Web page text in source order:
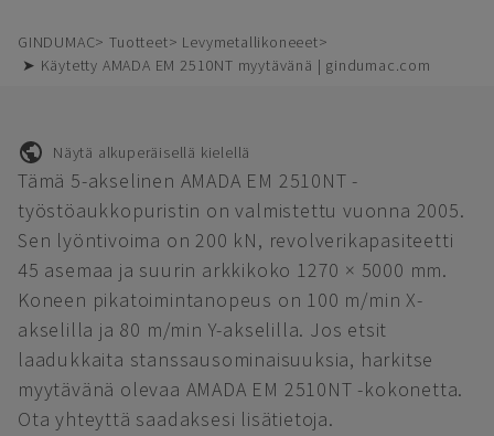
GINDUMAC Tuotteet
Levymetallikoneeet
➤ Käytetty AMADA EM 2510NT myytävänä | gindumac.com
Näytä alkuperäisellä kielellä
Tämä 5-akselinen AMADA EM 2510NT -
työstöaukkopuristin on valmistettu vuonna 2005.
Sen lyöntivoima on 200 kN, revolverikapasiteetti
45 asemaa ja suurin arkkikoko 1270 × 5000 mm.
Koneen pikatoimintanopeus on 100 m/min X-
akselilla ja 80 m/min Y-akselilla. Jos etsit
laadukkaita stanssausominaisuuksia, harkitse
myytävänä olevaa AMADA EM 2510NT -kokonetta.
Ota yhteyttä saadaksesi lisätietoja.